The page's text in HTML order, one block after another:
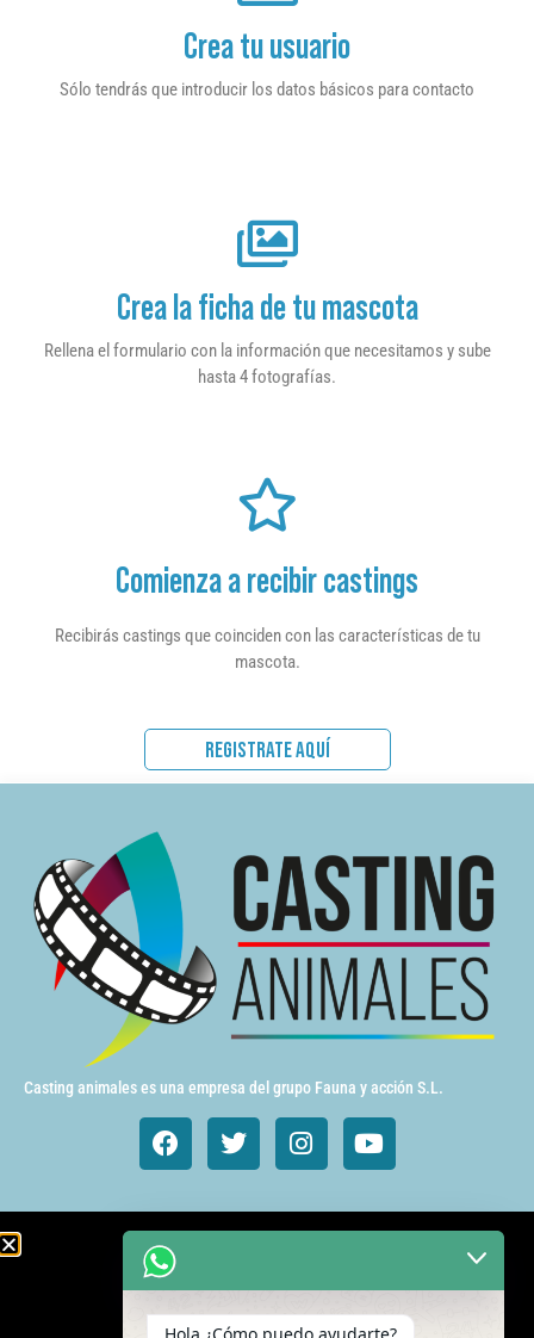
Crea tu usuario
Sólo tendrás que introducir los datos básicos para contacto
Crea la ficha de tu mascota
Rellena el formulario con la información que necesitamos y sube
hasta 4 fotografías.
Comienza a recibir castings
Recibirás castings que coinciden con las características de tu
mascota.
REGISTRATE AQUÍ
Casting animales es una empresa del grupo Fauna y acción S.L.
Animales de cine y TV